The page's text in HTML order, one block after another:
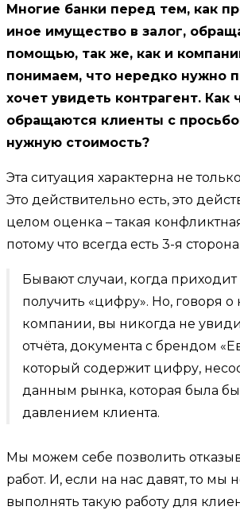
Многие банки перед тем, как
иное имущество в залог,
помощью, так же, как и
понимаем, что нередко нужно
хочет увидеть контрагент. Как
обращаются клиенты с
нужную стоимость?
Эта ситуация характерна не
Это действительно есть, это
целом оценка – такая
потому что всегда есть 3-я сторона.
Бывают случаи, когда приходит
получить «цифру». Но, говоря
компании, вы никогда не
отчёта, документа с брендом
который содержит цифру,
данным рынка, которая была
давлением клиента.
Мы можем себе позволить
работ. И, если на нас давят, то мы
выполнять такую работу для